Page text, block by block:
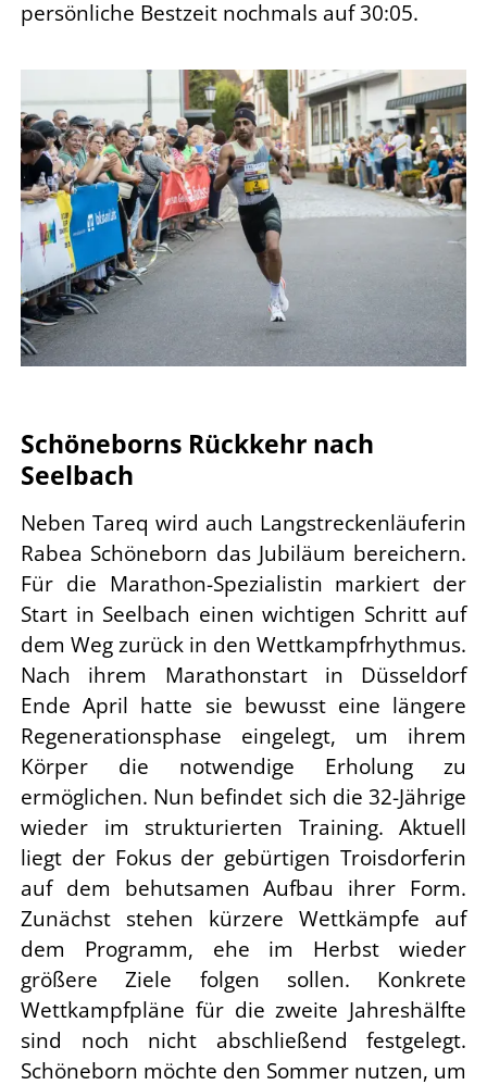
persönliche Bestzeit nochmals auf 30:05.
Schöneborns Rückkehr nach
Seelbach
Neben Tareq wird auch Langstreckenläuferin
Rabea Schöneborn das Jubiläum bereichern.
Für die Marathon-Spezialistin markiert der
Start in Seelbach einen wichtigen Schritt auf
dem Weg zurück in den Wettkampfrhythmus.
Nach ihrem Marathonstart in Düsseldorf
Ende April hatte sie bewusst eine längere
Regenerationsphase eingelegt, um ihrem
Körper die notwendige Erholung zu
ermöglichen. Nun befindet sich die 32-Jährige
wieder im strukturierten Training. Aktuell
liegt der Fokus der gebürtigen Troisdorferin
auf dem behutsamen Aufbau ihrer Form.
Zunächst stehen kürzere Wettkämpfe auf
dem Programm, ehe im Herbst wieder
größere Ziele folgen sollen. Konkrete
Wettkampfpläne für die zweite Jahreshälfte
sind noch nicht abschließend festgelegt.
Schöneborn möchte den Sommer nutzen, um